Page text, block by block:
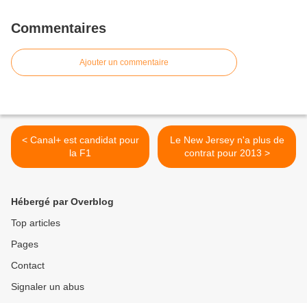
Commentaires
Ajouter un commentaire
< Canal+ est candidat pour
la F1
Le New Jersey n'a plus de
contrat pour 2013 >
Hébergé par Overblog
Top articles
Pages
Contact
Signaler un abus